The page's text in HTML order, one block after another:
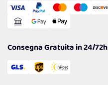
Gestisci Cookie
Reso Facile e Veloce
Consegna Gratuita in 24/72h